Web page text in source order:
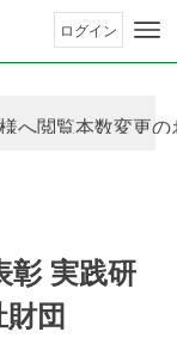
ログイン
へ閲覧本数変更
へ閲覧本数変更
彰 実践研
団